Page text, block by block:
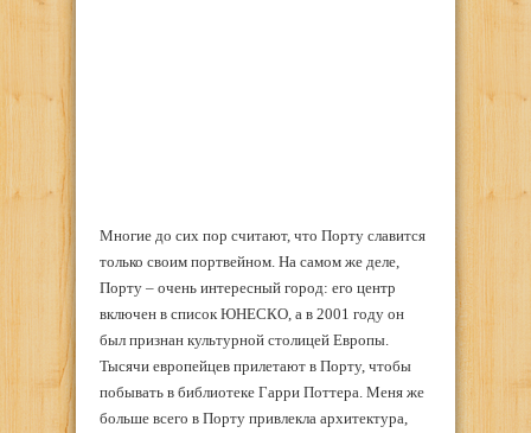
Многие до сих пор считают, что Порту славится
только своим портвейном. На самом же деле,
Порту – очень интересный город: его центр
включен в список ЮНЕСКО, а в 2001 году он
был признан культурной столицей Европы.
Тысячи европейцев прилетают в Порту, чтобы
побывать в библиотеке Гарри Поттера. Меня же
больше всего в Порту привлекла архитектура,